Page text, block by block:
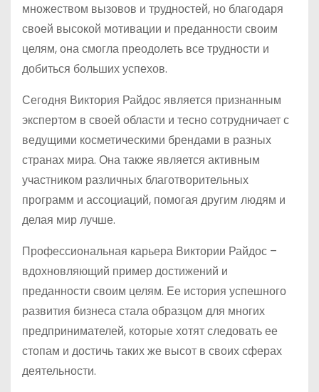
множеством вызовов и трудностей, но благодаря
своей высокой мотивации и преданности своим
целям, она смогла преодолеть все трудности и
добиться больших успехов.
Сегодня Виктория Райдос является признанным
экспертом в своей области и тесно сотрудничает с
ведущими косметическими брендами в разных
странах мира. Она также является активным
участником различных благотворительных
программ и ассоциаций, помогая другим людям и
делая мир лучше.
Профессиональная карьера Виктории Райдос –
вдохновляющий пример достижений и
преданности своим целям. Ее история успешного
развития бизнеса стала образцом для многих
предпринимателей, которые хотят следовать ее
стопам и достичь таких же высот в своих сферах
деятельности.